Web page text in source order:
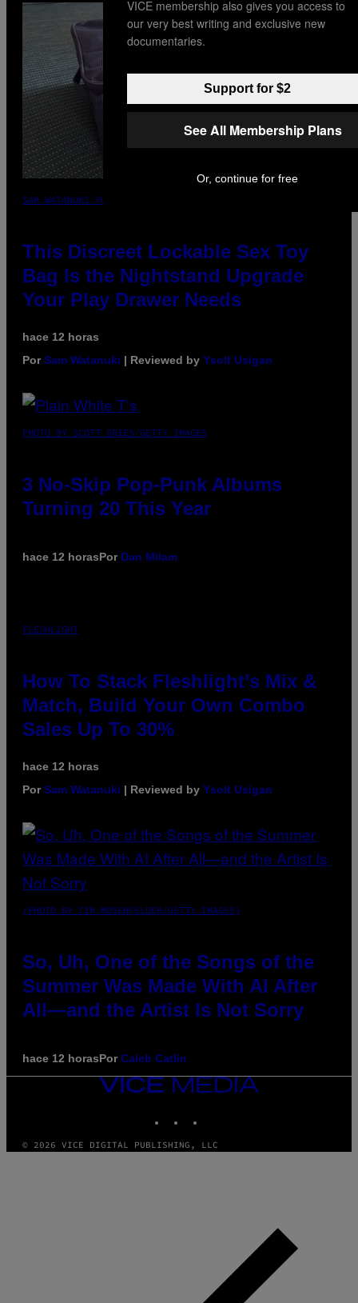
SAM WATANUKI FOR VICE
This Discreet Lockable Sex Toy
Bag Is the Nightstand Upgrade
Your Play Drawer Needs
hace 12 horas
PorSam Watanuki | Reviewed by Ysolt Usigan
PHOTO BY SCOTT GRIES/GETTY IMAGES
3 No-Skip Pop-Punk Albums
Turning 20 This Year
hace 12 horasPor Dan Milam
FLESHLIGHT
How To Stack Fleshlight’s Mix &
Match, Build Your Own Combo
Sales Up To 30%
hace 12 horas
PorSam Watanuki | Reviewed by Ysolt Usigan
(PHOTO BY TIM MOSENFELDER/GETTY IMAGES)
So, Uh, One of the Songs of the
Summer Was Made With AI After
All—and the Artist Is Not Sorry
hace 12 horasPorCaleb Catlin
VICE
MEDIA
© 2026 VICE DIGITAL PUBLISHING, LLC
VICE membership also gives you access to
our very best writing and exclusive new
documentaries.
Support for $2
See All Membership Plans
Or, continue for free